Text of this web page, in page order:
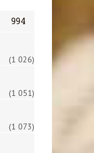
994
(1 026)
(1 051)
(1 073)